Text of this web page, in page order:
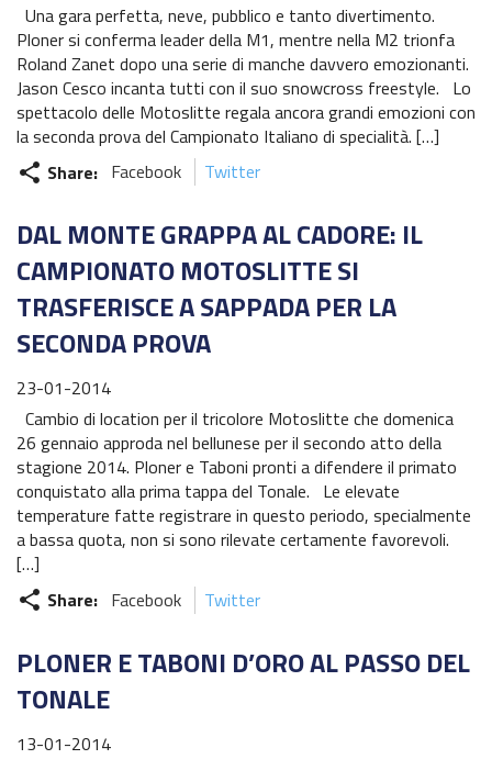
Una gara perfetta, neve, pubblico e tanto divertimento.
Ploner si conferma leader della M1, mentre nella M2 trionfa
Roland Zanet dopo una serie di manche davvero emozionanti.
Jason Cesco incanta tutti con il suo snowcross freestyle. Lo
spettacolo delle Motoslitte regala ancora grandi emozioni con
la seconda prova del Campionato Italiano di specialità. […]
share Share: Facebook Twitter
DAL MONTE GRAPPA AL CADORE: IL
CAMPIONATO MOTOSLITTE SI
TRASFERISCE A SAPPADA PER LA
SECONDA PROVA
23-01-2014
Cambio di location per il tricolore Motoslitte che domenica
26 gennaio approda nel bellunese per il secondo atto della
stagione 2014. Ploner e Taboni pronti a difendere il primato
conquistato alla prima tappa del Tonale. Le elevate
temperature fatte registrare in questo periodo, specialmente
a bassa quota, non si sono rilevate certamente favorevoli.
[…]
share Share: Facebook Twitter
PLONER E TABONI D’ORO AL PASSO DEL
TONALE
13-01-2014